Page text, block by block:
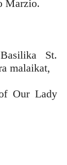
Marzio.
St.
malaikat,
Our Lady